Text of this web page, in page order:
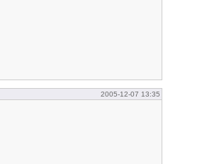
2005-12-07 13:35